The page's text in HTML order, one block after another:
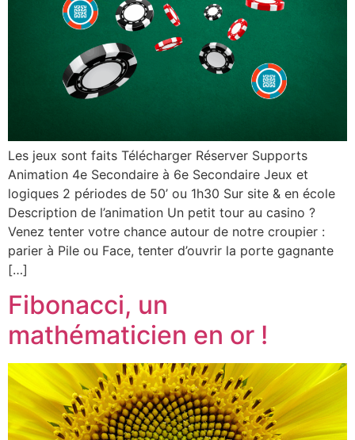
Les jeux sont faits Télécharger Réserver Supports
Animation 4e Secondaire à 6e Secondaire Jeux et
logiques 2 périodes de 50’ ou 1h30 Sur site & en école
Description de l’animation​ Un petit tour au casino ?
Venez tenter votre chance autour de notre croupier :
parier à Pile ou Face, tenter d’ouvrir la porte gagnante
[…]
Fibonacci, un
mathématicien en or !